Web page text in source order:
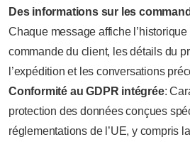
Des informations sur les
Chaque message affiche
commande du client, les détails du
l’expédition et les conversations
Conformité au GDPR intégrée:
protection des données conçues
réglementations de l’UE, y compris